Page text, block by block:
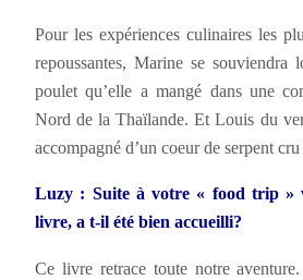
Pour les expériences culinaires les
repoussantes, Marine se souviendra
poulet qu’elle a mangé dans une
Nord de la Thaïlande. Et Louis du
accompagné d’un coeur de serpent
Luzy : Suite à votre « food trip »
livre, a t-il été bien accueilli?
Ce livre retrace toute notre